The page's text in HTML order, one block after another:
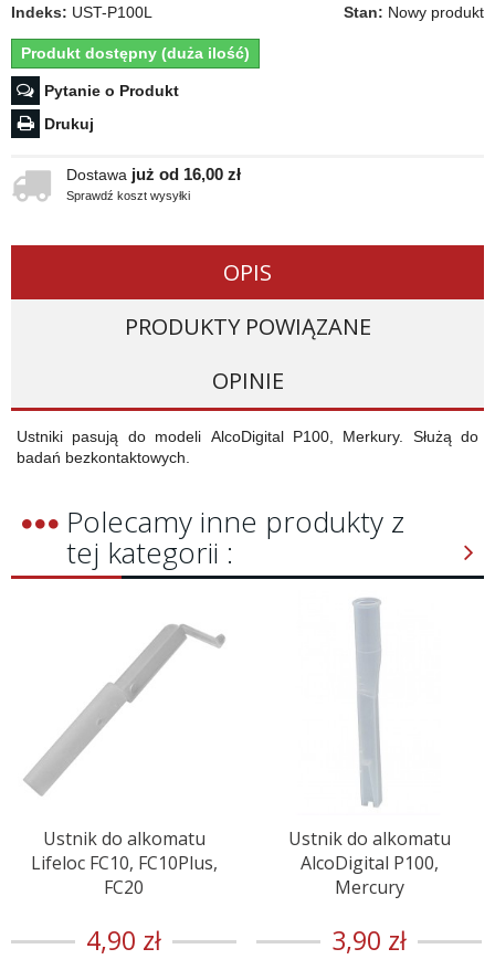
Indeks: UST-P100L Stan: Nowy produkt
Produkt dostępny (duża ilość)
Pytanie o Produkt
Drukuj
Dostawa już od 16,00 zł
Sprawdź koszt wysyłki
OPIS
PRODUKTY POWIĄZANE
OPINIE
Ustniki pasują do modeli AlcoDigital P100, Merkury. Służą do
badań bezkontaktowych.
Polecamy inne produkty z
tej kategorii :
Ustnik do alkomatu
Lifeloc FC10, FC10Plus,
FC20
4,90 zł
Ustnik do alkomatu
AlcoDigital P100,
Mercury
3,90 zł